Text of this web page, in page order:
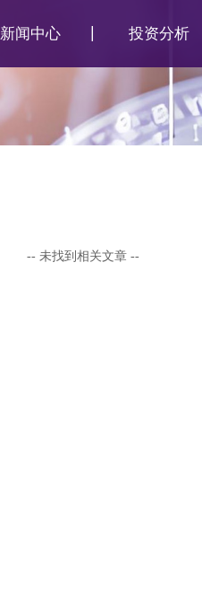
新闻中心 投资分析
-- 未找到相关文章 --